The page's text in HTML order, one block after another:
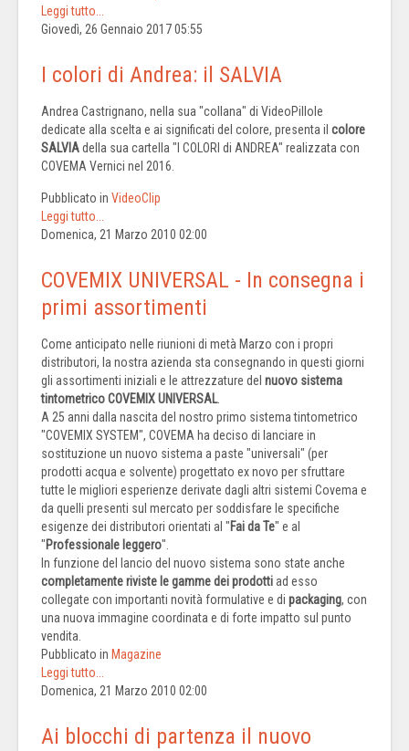
Leggi tutto...
Giovedì, 26 Gennaio 2017 05:55
I colori di Andrea: il SALVIA
Andrea Castrignano, nella sua "collana" di VideoPillole
dedicate alla scelta e ai significati del colore, presenta il colore
SALVIAdella sua cartella "I COLORI di ANDREA" realizzata con
COVEMA Vernici nel 2016.
Pubblicato in VideoClip
Leggi tutto...
Domenica, 21 Marzo 2010 02:00
COVEMIX UNIVERSAL - In consegna i
primi assortimenti
Come anticipato nelle riunioni di metà Marzo con i propri
distributori, la nostra azienda sta consegnando in questi giorni
gli assortimenti iniziali e le attrezzature del nuovo sistema
tintometrico COVEMIX UNIVERSAL.
A 25 anni dalla nascita del nostro primo sistema tintometrico
"COVEMIX SYSTEM", COVEMA ha deciso di lanciare in
sostituzione un nuovo sistema a paste "universali" (per
prodotti acqua e solvente) progettato ex novo per sfruttare
tutte le migliori esperienze derivate dagli altri sistemi Covema e
da quelli presenti sul mercato per soddisfare le specifiche
esigenze dei distributori orientati al "Fai da Te" e al
"Professionale leggero".
In funzione del lancio del nuovo sistema sono state anche
completamente riviste le gamme dei prodottiad esso
collegate con importanti novità formulative e di packaging, con
una nuova immagine coordinata e di forte impatto sul punto
vendita.
Pubblicato in Magazine
Leggi tutto...
Domenica, 21 Marzo 2010 02:00
Ai blocchi di partenza il nuovo